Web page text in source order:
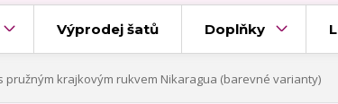
Výprodej šatů Doplňky
pružným krajkovým rukvem Nikaragua (barevné varianty)